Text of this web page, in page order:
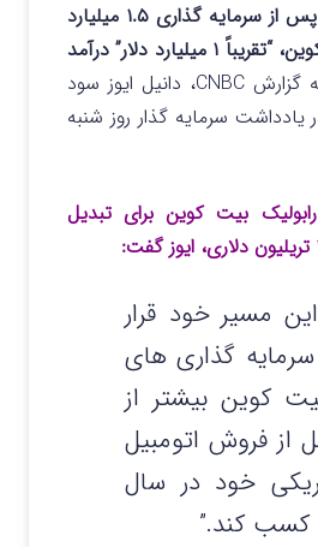
تسلا پس از سرمایه گذاری ۱.۵ میلیارد
دلاری خود در بیت کوین، “تقریباً ۱ میلیارد دلار” درآمد
به گزارش CNBC، دانیل ایوز سود
یادداشت سرمایه گذار روز شنبه
بیت کوین برای تبدیل
مسیر خود قرار
سرمایه گذاری های
کوین بیشتر از
از فروش اتومبیل
خود در سال